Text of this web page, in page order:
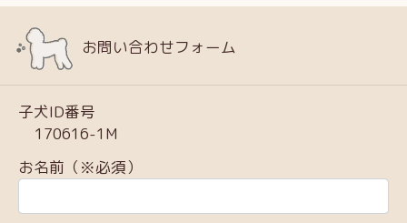
お問い合わせフォーム
子犬ID番号
170616-1M
お名前（※必須）